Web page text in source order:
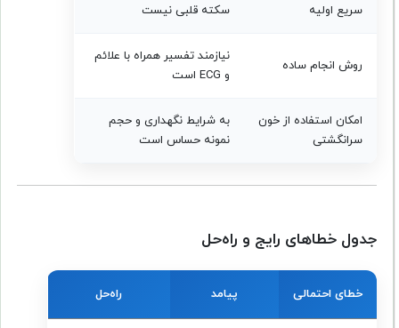
سریع اولیه
سکته قلبی نیست
روش انجام ساده
نیازمند تفسیر همراه با علائم
و ECG است
امکان استفاده از خون
سرانگشتی
به شرایط نگهداری و حجم
نمونه حساس است
جدول خطاهای رایج و راه‌حل
خطای احتمالی پیامد راه‌حل